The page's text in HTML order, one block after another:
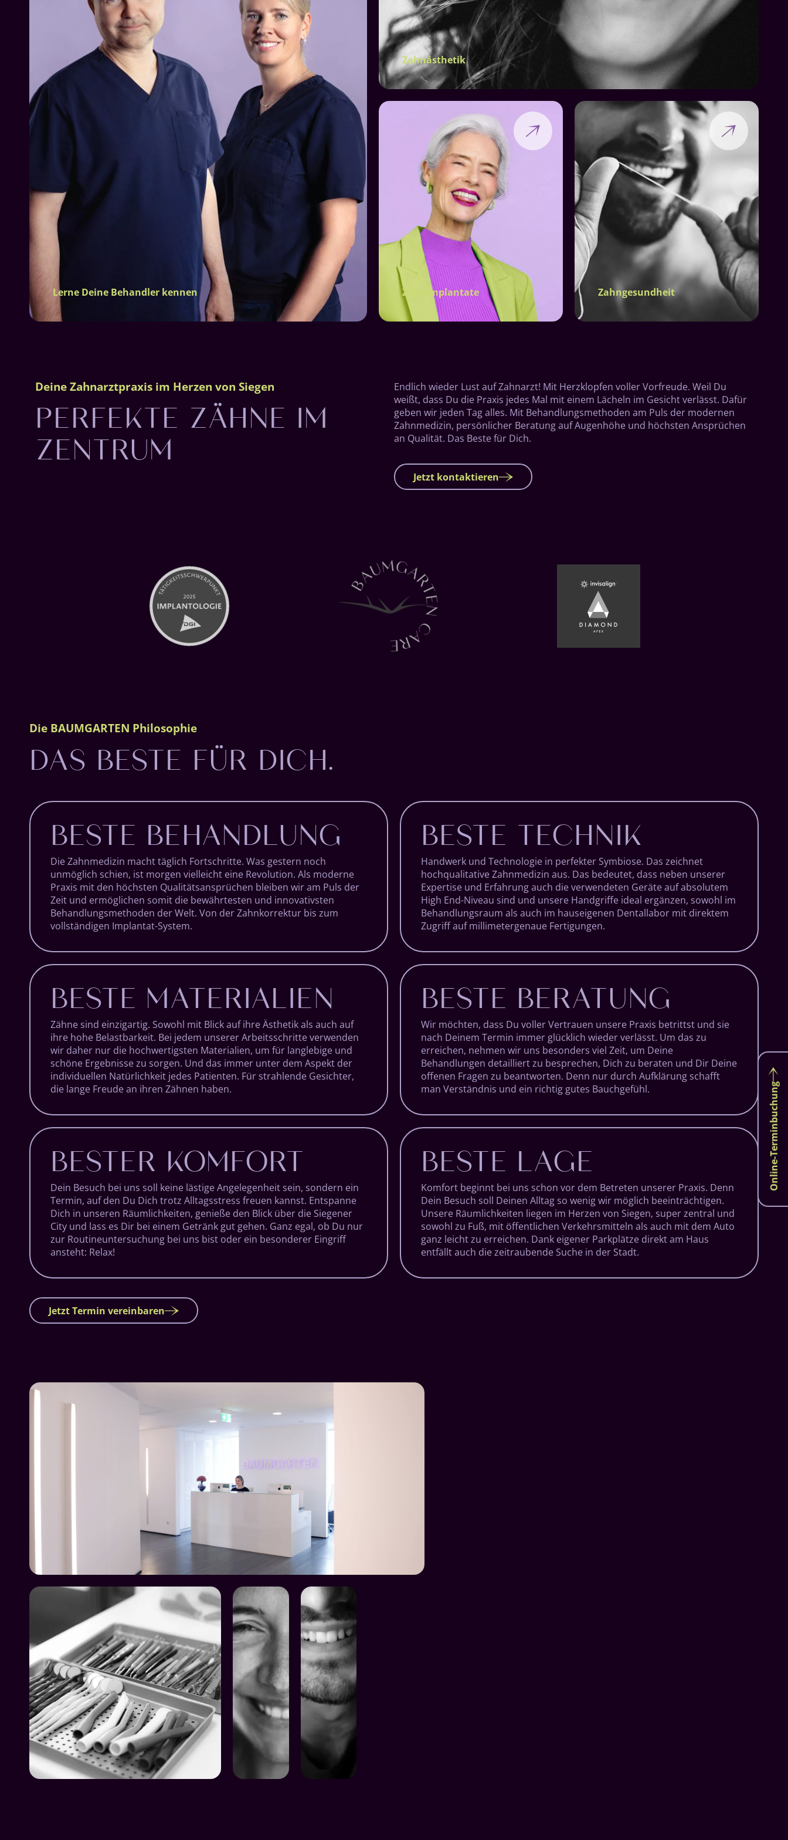
Lerne Deine Behandler kennen
Zahnästhetik
Zahnimplantate Zahngesundheit
Deine Zahnarztpraxis im Herzen von Siegen
PERFEKTE ZÄHNE IM
ZENTRUM
Endlich wieder Lust auf Zahnarzt! Mit Herzklopfen voller Vorfreude. Weil Du
weißt, dass Du die Praxis jedes Mal mit einem Lächeln im Gesicht verlässt. Dafür
geben wir jeden Tag alles. Mit Behandlungsmethoden am Puls der modernen
Zahnmedizin, persönlicher Beratung auf Augenhöhe und höchsten Ansprüchen
an Qualität. Das Beste für Dich.
Jetzt kontaktieren
Die BAUMGARTEN Philosophie
DAS BESTE FÜR DICH.
BESTE BEHANDLUNG
Die Zahnmedizin macht täglich Fortschritte. Was gestern noch
unmöglich schien, ist morgen vielleicht eine Revolution. Als moderne
Praxis mit den höchsten Qualitätsansprüchen bleiben wir am Puls der
Zeit und ermöglichen somit die bewährtesten und innovativsten
Behandlungsmethoden der Welt. Von der Zahnkorrektur bis zum
vollständigen Implantat-System.
BESTE TECHNIK
Handwerk und Technologie in perfekter Symbiose. Das zeichnet
hochqualitative Zahnmedizin aus. Das bedeutet, dass neben unserer
Expertise und Erfahrung auch die verwendeten Geräte auf absolutem
High End-Niveau sind und unsere Handgriffe ideal ergänzen, sowohl im
Behandlungsraum als auch im hauseigenen Dentallabor mit direktem
Zugriff auf millimetergenaue Fertigungen.
BESTE MATERIALIEN
Zähne sind einzigartig. Sowohl mit Blick auf ihre Ästhetik als auch auf
ihre hohe Belastbarkeit. Bei jedem unserer Arbeitsschritte verwenden
wir daher nur die hochwertigsten Materialien, um für langlebige und
schöne Ergebnisse zu sorgen. Und das immer unter dem Aspekt der
individuellen Natürlichkeit jedes Patienten. Für strahlende Gesichter,
die lange Freude an ihren Zähnen haben.
BESTE BERATUNG
Wir möchten, dass Du voller Vertrauen unsere Praxis betrittst und sie
nach Deinem Termin immer glücklich wieder verlässt. Um das zu
erreichen, nehmen wir uns besonders viel Zeit, um Deine
Behandlungen detailliert zu besprechen, Dich zu beraten und Dir Deine
offenen Fragen zu beantworten. Denn nur durch Aufklärung schafft
man Verständnis und ein richtig gutes Bauchgefühl.
BESTER KOMFORT
Dein Besuch bei uns soll keine lästige Angelegenheit sein, sondern ein
Termin, auf den Du Dich trotz Alltagsstress freuen kannst. Entspanne
Dich in unseren Räumlichkeiten, genieße den Blick über die Siegener
City und lass es Dir bei einem Getränk gut gehen. Ganz egal, ob Du nur
zur Routineuntersuchung bei uns bist oder ein besonderer Eingriff
ansteht: Relax!
BESTE LAGE
Komfort beginnt bei uns schon vor dem Betreten unserer Praxis. Denn
Dein Besuch soll Deinen Alltag so wenig wir möglich beeinträchtigen.
Unsere Räumlichkeiten liegen im Herzen von Siegen, super zentral und
sowohl zu Fuß, mit öffentlichen Verkehrsmitteln als auch mit dem Auto
ganz leicht zu erreichen. Dank eigener Parkplätze direkt am Haus
entfällt auch die zeitraubende Suche in der Stadt.
Jetzt Termin vereinbaren
Online-Terminbuchung